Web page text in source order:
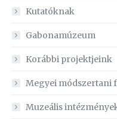
Kutatóknak
Gabonamúzeum
Korábbi projektjeink
Megyei módszertani
Muzeális